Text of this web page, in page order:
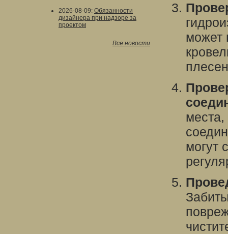
2026-08-09: Обязанности
дизайнера при надзоре за
проектом
Все новости
может
места,
могут